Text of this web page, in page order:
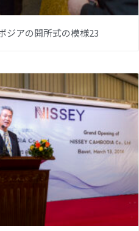
ジアの開所式の模様23